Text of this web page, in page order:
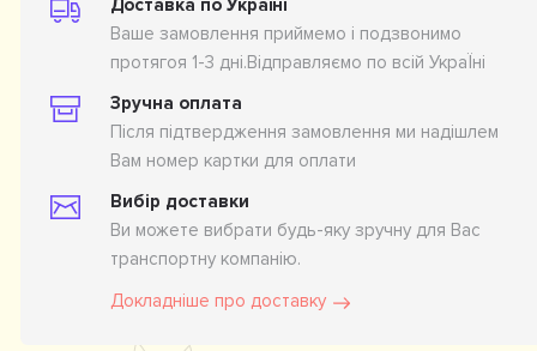
Доставка по Україні
Ваше замовлення приймемо і подзвонимо
протягоя 1-3 дні.Відправляємо по всій УкраЇні
Зручна оплата
Після підтвердження замовлення ми надішлем
Вам номер картки для оплати
Вибір доставки
Ви можете вибрати будь-яку зручну для Вас
транспортну компанію.
Докладніше про доставку